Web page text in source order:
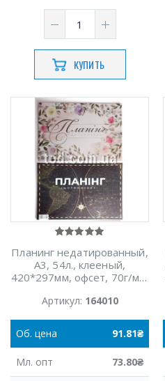
КУПИТЬ
Планинг недатированный,
А3, 54л., клееный,
420*297мм, офсет, 70г/м2,
Артикул: 164010
Об. цена 91.81₴
Мл. опт 73.80₴